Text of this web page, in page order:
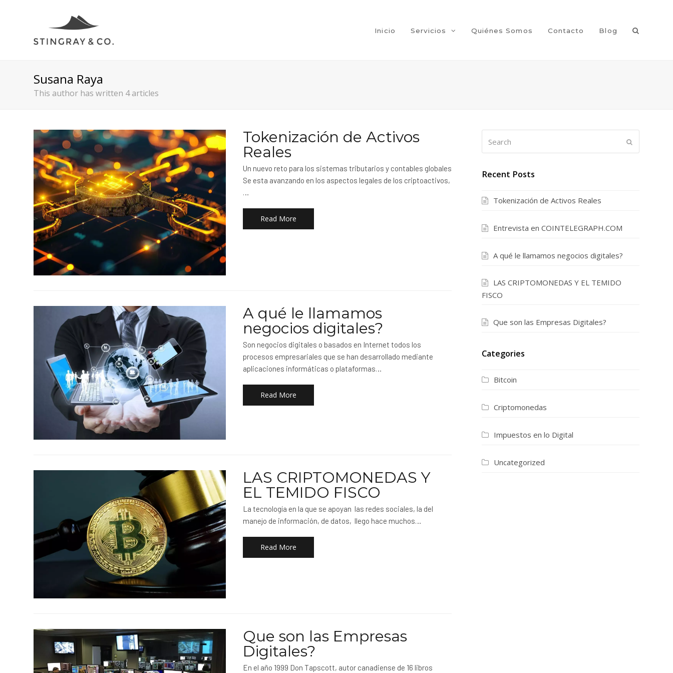
Inicio Servicios Quiénes Somos Contacto Blog
Susana Raya
This author has written 4 articles
Tokenización de Activos
Reales
Un nuevo reto para los sistemas tributarios y contables globales
Se esta avanzando en los aspectos legales de los criptoactivos,
…
Read More
A qué le llamamos
negocios digitales?
Son negocios digitales o basados en Internet todos los
procesos empresariales que se han desarrollado mediante
aplicaciones informáticas o plataformas…
Read More
LAS CRIPTOMONEDAS Y
EL TEMIDO FISCO
La tecnología en la que se apoyan las redes sociales, la del
manejo de información, de datos, llego hace muchos…
Read More
Que son las Empresas
Digitales?
En el año 1999 Don Tapscott, autor canadiense de 16 libros
Recent Posts
Tokenización de Activos Reales
Entrevista en COINTELEGRAPH.COM
A qué le llamamos negocios digitales?
LAS CRIPTOMONEDAS Y EL TEMIDO
FISCO
Que son las Empresas Digitales?
Categories
Bitcoin
Criptomonedas
Impuestos en lo Digital
Uncategorized